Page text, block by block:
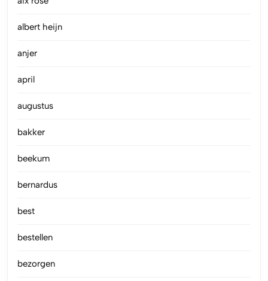
albert heijn
anjer
april
augustus
bakker
beekum
bernardus
best
bestellen
bezorgen